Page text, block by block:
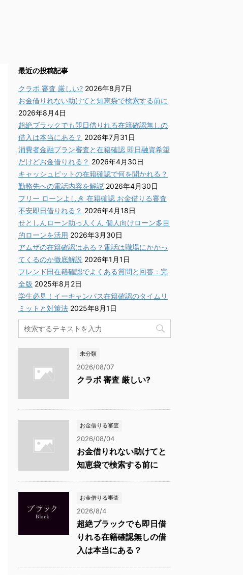
最近の投稿記事
クラポ 審査 厳しい? 2026年8月7日
お金借りれない助けてと知恵袋で検索する前に
2026年8月4日
超絶ブラックでも即日借りれる在籍確認無しの
借入は本当にある？ 2026年7月31日
消費者金融プラン審査と在籍確認 即日融資希望
だけどお金借りれる？ 2026年4月30日
キャッシュピットの在籍確認で何を聞かれる？
勤務先への電話内容を解説 2026年4月30日
フリー ローンよしき 在籍確認 お金借りる審査
不安即日借りれる？ 2026年4月18日
せとしんローン助っ人くん 個人向けローン多目
的ローンを活用 2026年3月30日
アムザの在籍確認はある？電話は職場にかかっ
てくるのか徹底解説 2026年1月1日
フレンド田在籍確認でよくある質問と回答：完
全版 2025年8月2日
学生必見！イーキャンパス在籍確認のタイムリ
ミットと対策法 2025年8月1日
未分類
2026/08/07
クラポ 審査 厳しい?
お金借りる審査
2026/08/04
お金借りれない助けてと
知恵袋で検索する前に
お金借りる審査
2026/8/4
超絶ブラックでも即日借
りれる在籍確認無しの借
入は本当にある？